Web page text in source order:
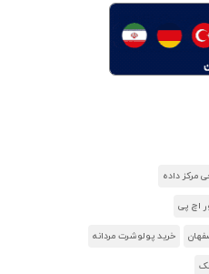
مرکز داده
اچ پی
خرید پولوشرت مردانه